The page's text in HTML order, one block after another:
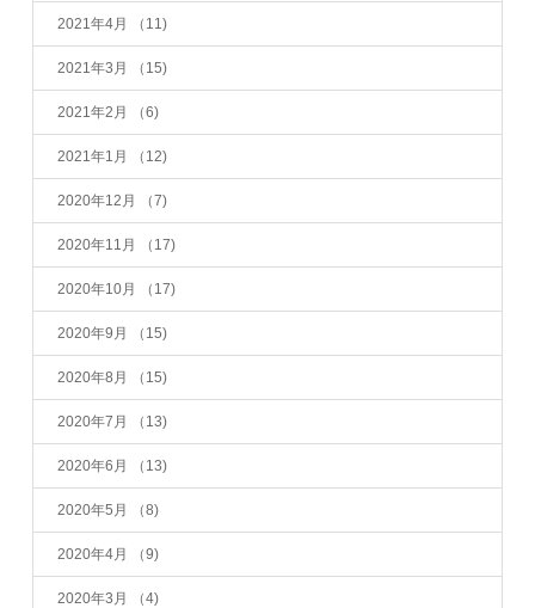
2021年4月 （11)
2021年3月 （15)
2021年2月 （6)
2021年1月 （12)
2020年12月 （7)
2020年11月 （17)
2020年10月 （17)
2020年9月 （15)
2020年8月 （15)
2020年7月 （13)
2020年6月 （13)
2020年5月 （8)
2020年4月 （9)
2020年3月 （4)